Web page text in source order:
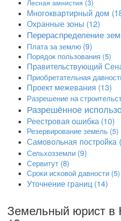
Лесная амнистия (3)
Многоквартирный дом
Охранные зоны (12)
Перераспределение
Плата за землю (9)
Порядок пользования (5)
Правительствующий
Приобретательная
Проект межевания (13)
Разрешение на
Разрешённое
Реестровая ошибка (10)
Резервирование земель (5)
Самовольная постройка
Сельхозземли (9)
Сервитут (8)
Сроки исковой давности (5)
Уточнение границ (14)
Земельный юрист в